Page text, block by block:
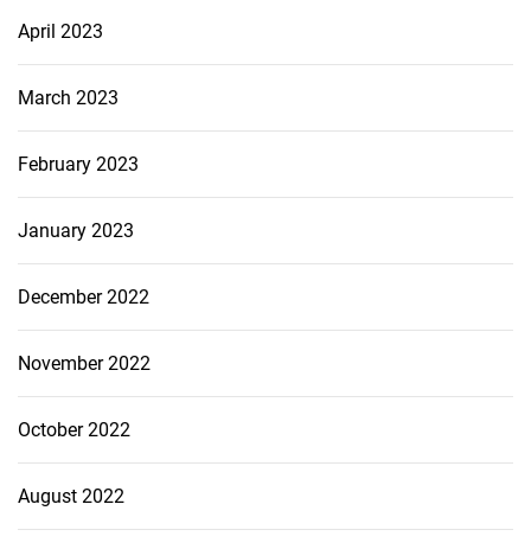
April 2023
March 2023
February 2023
January 2023
December 2022
November 2022
October 2022
August 2022